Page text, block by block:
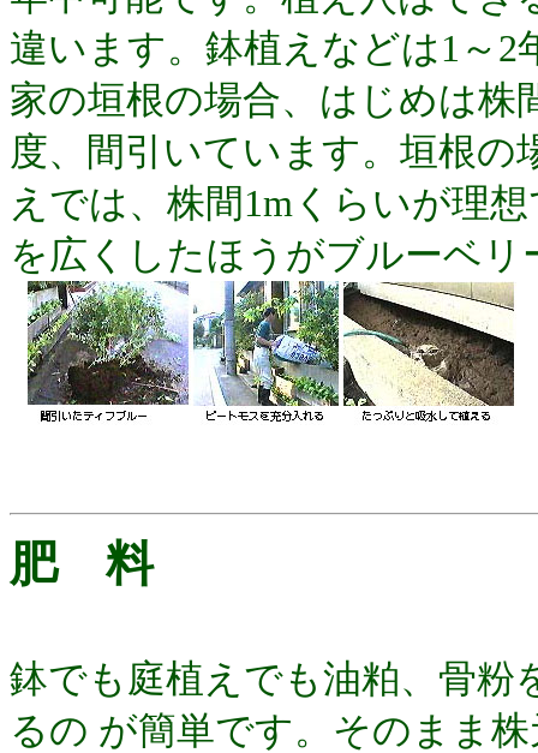
違います。鉢植えなどは1～
家の垣根の場合、はじめは株
度、間引いています。垣根の
えでは、株間1mくらいが理
を広くしたほうがブルーベ
肥 料
鉢でも庭植えでも油粕、骨粉
るの が簡単です。そのまま